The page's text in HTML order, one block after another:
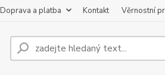
Doprava a platba Kontakt Věrnostní